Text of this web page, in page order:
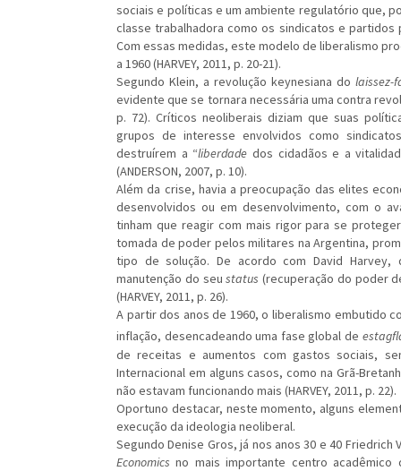
sociais e políticas e um ambiente regulatório que,
classe trabalhadora como os sindicatos e
Com essas medidas, este modelo de liberalismo
a 1960 (HARVEY, 2011, p. 20-21).
Segundo Klein, a revolução keynesiana do laissez-
evidente que se tornara necessária uma contra
p. 72). Críticos neoliberais diziam que suas
grupos de interesse envolvidos como
destruírem a “liberdade dos cidadãos e a
(ANDERSON, 2007, p. 10).
Além da crise, havia a preocupação das elites
desenvolvidos ou em desenvolvimento, com o
tinham que reagir com mais rigor para se
tomada de poder pelos militares na Argentina,
tipo de solução. De acordo com David
manutenção do seustatus(recuperação do poder
(HARVEY, 2011, p. 26).
A partir dos anos de 1960, o liberalismo embutido
inflação, desencadeando uma fase global de
de receitas e aumentos com gastos sociais,
Internacional em alguns casos, como na Grã-
não estavam funcionando mais (HARVEY, 2011, p. 22).
Oportuno destacar, neste momento, alguns
execução da ideologia neoliberal.
Segundo Denise Gros, já nos anos 30 e 40
Economics no mais importante centro acadêmico